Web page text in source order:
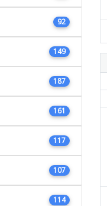
92
149
187
161
117
107
114